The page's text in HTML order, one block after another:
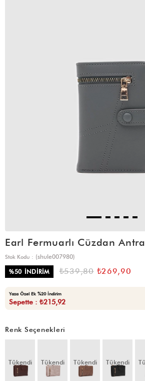
Earl Fermuarlı Cüzdan
Stok Kodu
(shule007980)
%50 İNDIRIM ₺539,80 ₺269,90
Yaza Özel Ek %20 İndirim
Sepette : ₺215,92
Renk Seçenekleri
Tükendi Tükendi Tükendi Tükendi